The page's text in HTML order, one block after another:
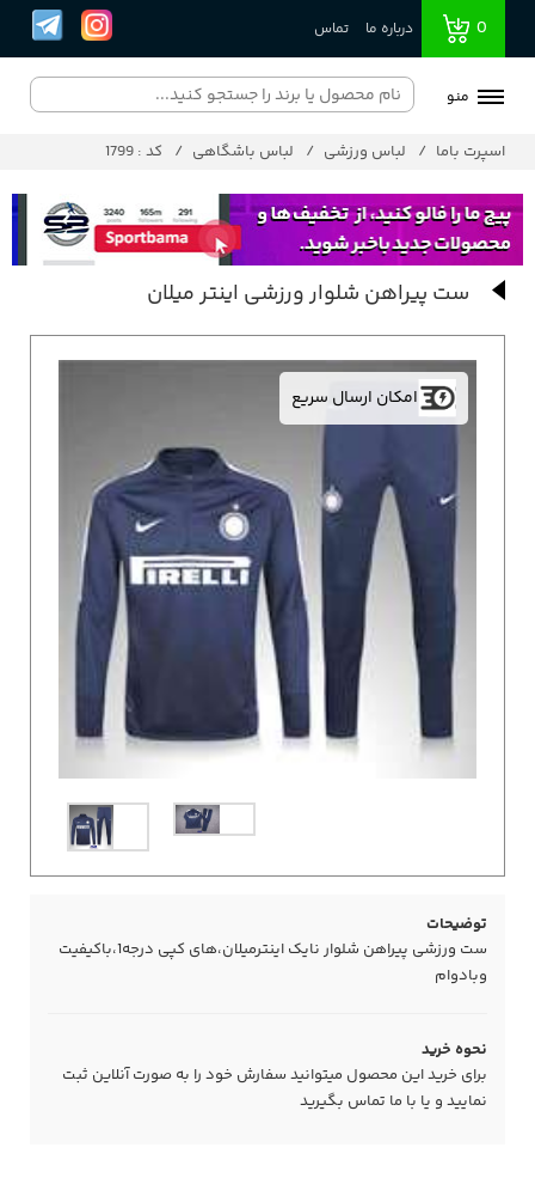
0 درباره ما تماس
منو
اسپرت باما لباس ورزشی لباس باشگاهی کد : 1799
ست پیراهن شلوار ورزشی اینتر میلان
امکان ارسال سریع
توضیحات
ست ورزشی پیراهن شلوار نایک اینترمیلان،های کپی درجه1،باکیفیت
وبادوام
نحوه خرید
برای خرید این محصول میتوانید سفارش خود را به صورت آنلاین ثبت
نمایید و یا با ما تماس بگیرید